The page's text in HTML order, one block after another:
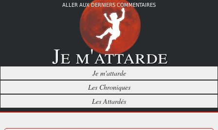
ALLER AUX DERNIERS COMMENTAIRES
Je m'attarde
Je m'attarde
Les Chroniques
Les Attardés